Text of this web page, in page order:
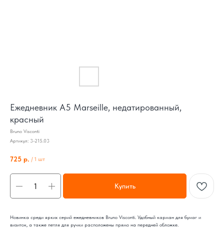
Ежедневник А5 Marseille, недатированный,
красный
Bruno Visconti
Артикул: 3-215.03
725 р. / 1 шт
Купить
Новинка среди ярких серий ежедневников Bruno Visconti. Удобный карман для бумаг и
визиток, а также петля для ручки расположены прямо на передней обложке.